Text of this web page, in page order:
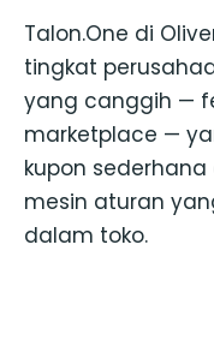
Talon.One di
tingkat
yang canggih —
marketplace —
kupon
mesin aturan
dalam toko.